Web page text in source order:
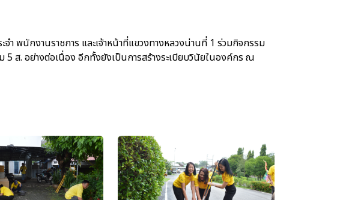
พนักงานราชการ และเจ้าหน้าที่แขวงทางหลวงน่านที่ 1 ร่วมกิจกรรม
ส. อย่างต่อเนื่อง อีกทั้งยังเป็นการสร้างระเบียบวินัยในองค์กร ณ